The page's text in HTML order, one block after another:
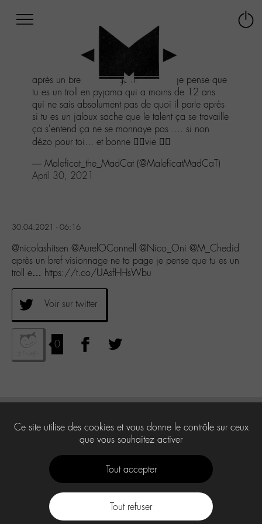
au
menu
Aller
au
contenu
Aller
recherche
après un bref visionnage ne ta page je pense que
tu es un troll en pyjama qui a moins de 12 ans
qui ne sais absolument pas de quoi il parle après
si tu es un jaloux sache que le talent ça se travaille
ça s'entend ça ne se monnaye pas .... si non
dézo pour toi... et bonne 🤷‍♀️vie 🤷‍♂️
— Maleficat_the_MadCat (@MaleficatMadCaT)
April 30, 2021
30.04.2021 - 06:16
@nicolashitsen @AurelOConnell @Nico_Oni @M_Chedid
après un bref visionnage ne ta page je pense que tu es un
troll e… https://t.co/UAsfHHsWbu
Voir sur twitter
0
Ce site utilise des cookies et vous donne le contrôle sur ceux
que vous souhaitez activer
Tout accepter
Tout refuser